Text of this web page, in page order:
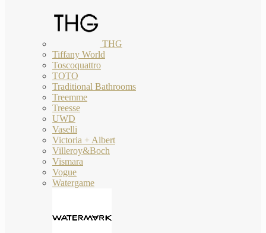
THG
Tiffany World
Toscoquattro
TOTO
Traditional Bathrooms
Treemme
Treesse
UWD
Vaselli
Victoria + Albert
Villeroy&Boch
Vismara
Vogue
Watergame